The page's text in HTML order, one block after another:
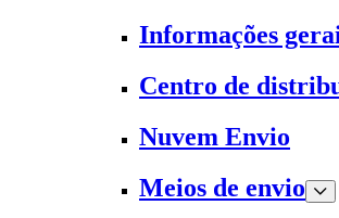
Informações
Centro de
Nuvem Envio
Meios de envio